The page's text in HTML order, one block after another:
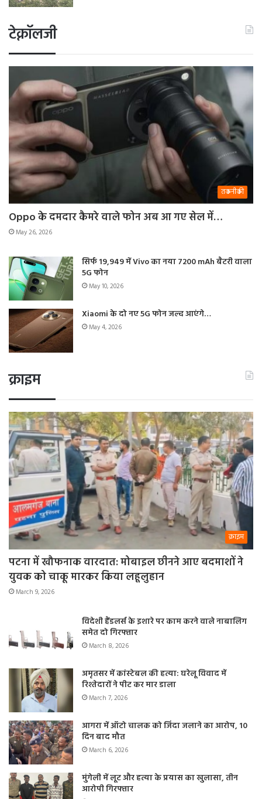
टेक्नॉलजी
तकनीकी
Oppo के दमदार कैमरे वाले फोन अब आ गए सेल में…
May 26, 2026
सिर्फ 19,949 में Vivo का नया 7200 mAh बैटरी वाला
5G फोन
May 10, 2026
Xiaomi के दो नए 5G फोन जल्द आएंगे…
May 4, 2026
क्राइम
क्राइम
पटना में खौफनाक वारदात: मोबाइल छीनने आए बदमाशों ने
युवक को चाकू मारकर किया लहूलुहान
March 9, 2026
विदेशी हैंडलर्स के इशारे पर काम करने वाले नाबालिग
समेत दो गिरफ्तार
March 8, 2026
अमृतसर में कांस्टेबल की हत्या: घरेलू विवाद में
रिश्तेदारों ने पीट कर मार डाला
March 7, 2026
आगरा में ऑटो चालक को जिंदा जलाने का आरोप, 10
दिन बाद मौत
March 6, 2026
मुंगेली में लूट और हत्या के प्रयास का खुलासा, तीन
आरोपी गिरफ्तार